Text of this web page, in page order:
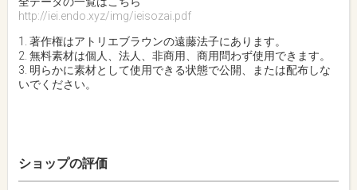
http://iei.endo.xyz/img/ieisozai.pdf
1. 著作権はアトリエブラウンの遠藤法子にあります。
2. 無料素材は個人、法人、非商用、商用問わず使用できます。
3. 明らかに素材として使用できる状態で公開、または配布しな
いでください。
ショップの評価